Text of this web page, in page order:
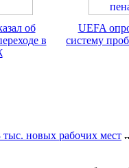
об
в
UEFA
систему
новых рабочих мест